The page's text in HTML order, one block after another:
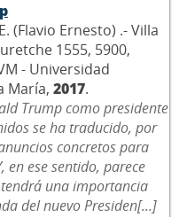
(Flavio Ernesto) .- Villa
1555, 5900,
- Universidad
María, 2017.
Trump como presidente
se ha traducido, por
concretos para
en ese sentido, parece
una importancia
del nuevo Presiden[...]